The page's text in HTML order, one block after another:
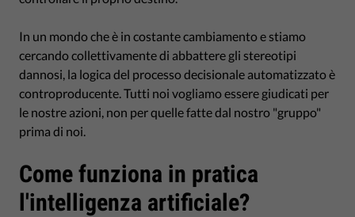
In un mondo che è in costante cambiamento e stiamo
cercando collettivamente di abbattere gli stereotipi
dannosi, la logica del processo decisionale automatizzato è
controproducente. Tutti noi vogliamo essere giudicati per
le nostre azioni, non per quelle fatte dal nostro "gruppo"
prima di noi.
Come funziona in pratica
l'intelligenza artificiale?